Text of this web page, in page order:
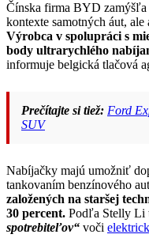
Čínska firma BYD
kontexte samotných áut,
Výrobca v spolupráci s
body ultrarychlého
informuje belgická tlačová
Prečítajte si tiež: Ford
SUV
Nabíjačky majú umožniť
tankovaním benzínového
založených na staršej
30 percent. Podľa Stelly Li
spotrebiteľov“ voči